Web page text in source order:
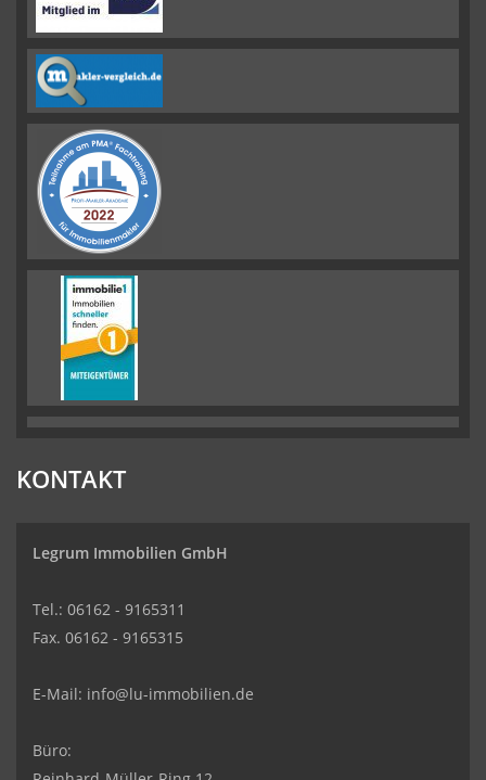
KONTAKT
Legrum Immobilien GmbH
Tel.: 06162 - 9165311
Fax. 06162 - 9165315
E-Mail: info@lu-immobilien.de
Büro: